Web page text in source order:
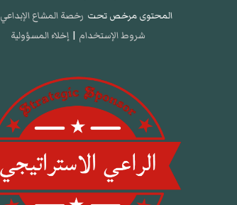
المحتوى مرخص تحت رخصة المشاع الإبداعي 3.0
شروط الإستخدام | إخلاء المسؤولية